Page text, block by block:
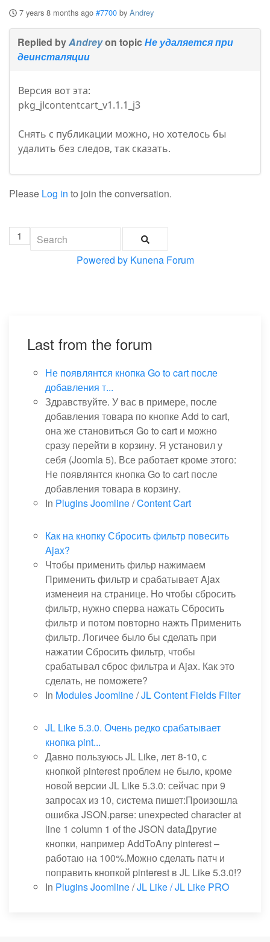
7 years 8 months ago #7700 by Andrey
Replied byAndreyon topic Не удаляется при
деинсталяции
Версия вот эта:
pkg_jlcontentcart_v1.1.1_j3
Снять с публикации можно, но хотелось бы
удалить без следов, так сказать.
Please Log in to join the conversation.
1
Powered by Kunena Forum
Last from the forum
Не появлянтся кнопка Go to cart после
добавления т...
Здравствуйте. У вас в примере, после
добавления товара по кнопке Add to cart,
она же становиться Go to cart и можно
сразу перейти в корзину. Я установил у
себя (Joomla 5). Все работает кроме этого:
Не появлянтся кнопка Go to cart после
добавления товара в корзину.
In Plugins Joomline/Content Cart
Как на кнопку Сбросить фильтр повесить
Ajax?
Чтобы применить фильр нажимаем
Применить фильтр и срабатывает Ajax
изменеия на странице. Но чтобы сбросить
фильтр, нужно сперва нажать Сбросить
фильтр и потом повторно нажть Применить
фильтр. Логичее было бы сделать при
нажатии Сбросить фильтр, чтобы
срабатывал сброс фильтра и Ajax. Как это
сделать, не поможете?
In Modules Joomline/JL Content Fields Filter
JL Like 5.3.0. Очень редко срабатывает
кнопка pint...
Давно пользуюсь JL Like, лет 8-10, с
кнопкой pinterest проблем не было, кроме
новой версии JL Like 5.3.0: сейчас при 9
запросах из 10, система пишет:Произошла
ошибка JSON.parse: unexpected character at
line 1 column 1 of the JSON dataДругие
кнопки, например AddToAny pinterest –
работаю на 100%.Можно сделать патч и
поправить кнопкой pinterest в JL Like 5.3.0!?
In Plugins Joomline/JL Like / JL Like PRO